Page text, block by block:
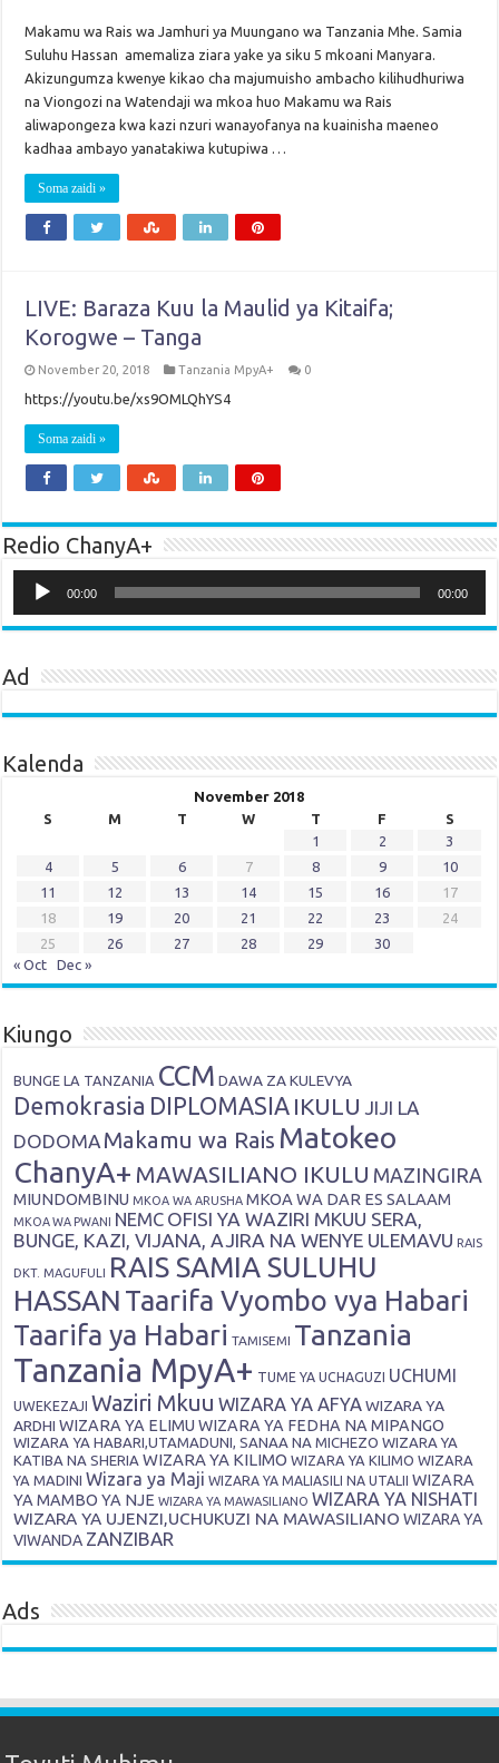
Makamu wa Rais wa Jamhuri ya Muungano wa Tanzania Mhe. Samia
Suluhu Hassan amemaliza ziara yake ya siku 5 mkoani Manyara.
Akizungumza kwenye kikao cha majumuisho ambacho kilihudhuriwa
na Viongozi na Watendaji wa mkoa huo Makamu wa Rais
aliwapongeza kwa kazi nzuri wanayofanya na kuainisha maeneo
kadhaa ambayo yanatakiwa kutupiwa …
Soma zaidi »
LIVE: Baraza Kuu la Maulid ya Kitaifa;
Korogwe – Tanga
November 20, 2018 Tanzania MpyA+ 0
https://youtu.be/xs9OMLQhYS4
Soma zaidi »
Redio ChanyA+
Player
00:00 00:00
Ad
Kalenda
November 2018
S
M T W T F
S
1
2
3
4
5 6 7 8 9
10
11
12 13 14 15 16
17
18
19 20 21 22 23
24
25
26 27 28 29
30
« Oct
Dec »
Kiungo
BUNGE LA TANZANIA CCM DAWA ZA KULEVYA
Demokrasia DIPLOMASIA IKULU JIJI LA
DODOMA Makamu wa Rais Matokeo
ChanyA+ MAWASILIANO IKULU MAZINGIRA
MIUNDOMBINU MKOA WA ARUSHA MKOA WA DAR ES SALAAM
MKOA WA PWANI NEMC OFISI YA WAZIRI MKUU SERA,
BUNGE, KAZI, VIJANA, AJIRA NA WENYE ULEMAVU RAIS
DKT. MAGUFULI
RAIS SAMIA SULUHU
HASSAN Taarifa Vyombo vya Habari
Taarifa ya Habari TAMISEMI Tanzania
Tanzania MpyA+ TUME YA UCHAGUZI UCHUMI
UWEKEZAJI Waziri Mkuu WIZARA YA AFYA WIZARA YA
ARDHI WIZARA YA ELIMU WIZARA YA FEDHA NA MIPANGO
WIZARA YA HABARI,UTAMADUNI, SANAA NA MICHEZO WIZARA YA
KATIBA NA SHERIA WIZARA YA KILIMO WIZARA YA KILIMO WIZARA
YA MADINI Wizara ya Maji WIZARA YA MALIASILI NA UTALII
WIZARA
YA MAMBO YA NJE WIZARA YA MAWASILIANO WIZARA YA NISHATI
WIZARA YA UJENZI,UCHUKUZI NA MAWASILIANO WIZARA YA
VIWANDA ZANZIBAR
Ads